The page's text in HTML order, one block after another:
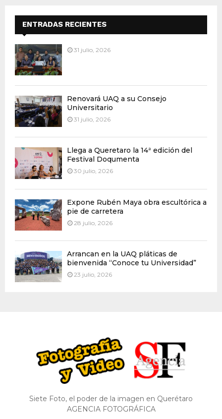
ENTRADAS RECIENTES
31 julio, 2026
Renovará UAQ a su Consejo
Universitario
31 julio, 2026
Llega a Queretaro la 14ª edición del
Festival Doqumenta
30 julio, 2026
Expone Rubén Maya obra escultórica a
pie de carretera
28 julio, 2026
Arrancan en la UAQ pláticas de
bienvenida “Conoce tu Universidad”
23 julio, 2026
Siete Foto, el poder de la imagen en Querétaro
AGENCIA FOTOGRÁFICA